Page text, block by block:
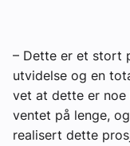
– Dette er et stort
utvidelse og en
vet at dette er noe
ventet på lenge,
realisert dette